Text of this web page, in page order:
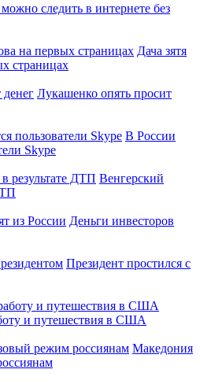
следить в интернете без
Дача зятя
страницах
Лукашенко опять просит
В России
Skype
Венгерский
Деньги инвесторов
Президент простился с
и путешествия в США
Македония